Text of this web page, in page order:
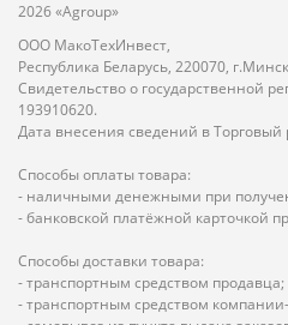
2026 «Agroup»
ООО МакоТехИнвест,
Республика Беларусь, 220070,
Свидетельство о государственной
193910620.
Дата внесения сведений в Торговый
Способы оплаты товара:
- наличными денежными при
- банковской платёжной карточкой
Способы доставки товара:
- транспортным средством продавца;
- транспортным средством